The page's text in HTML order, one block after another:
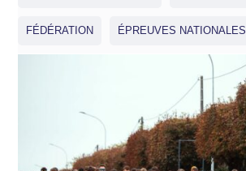
FÉDÉRATION ÉPREUVES NATIONALES